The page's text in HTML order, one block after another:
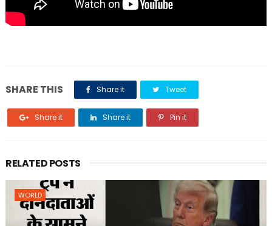
SHARE THIS Share it Tweet
Share it Share it Pin it
RELATED POSTS
WORLD